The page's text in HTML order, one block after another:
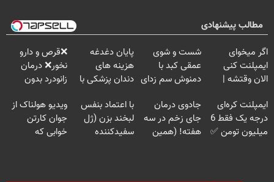
مطالب پیشنهادی
اگر میخوای
ایمپلنت کنی
الان وقتشه |
میلیون تومان!!!
شست و شوی
عمقی کبد با
دمنوش سم زدای
پایان دغدغه
هزینه های
دندان پزشکی با
خانگی
❌قرص‌ و دارو
نخور❌ درمان
زانودرد بدون
ایمپلنت کره‌ای
درجه یک فقط 6
میلیون تومن ✅
جادوی درمان
جای زخم در سه
هفته! (همین
با اعتماد بنفس
لبخند بزن (ژل
سفیدکننده
ویدیو هولناک از
جوان کارتن
خوابی که